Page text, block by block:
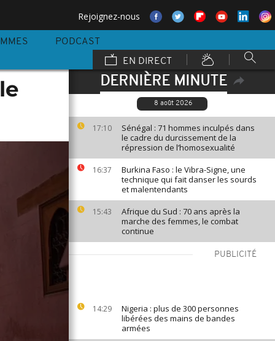
Rejoignez-nous
PODCAST
EN DIRECT
DERNIÈRE MINUTE
8 août 2026
17:10
Sénégal : 71 hommes inculpés dans
le cadre du durcissement de la
répression de l’homosexualité
16:37
Burkina Faso : le Vibra-Signe, une
technique qui fait danser les sourds
et malentendants
15:43
Afrique du Sud : 70 ans après la
marche des femmes, le combat
continue
PUBLICITÉ
14:29
Nigeria : plus de 300 personnes
libérées des mains de bandes
armées